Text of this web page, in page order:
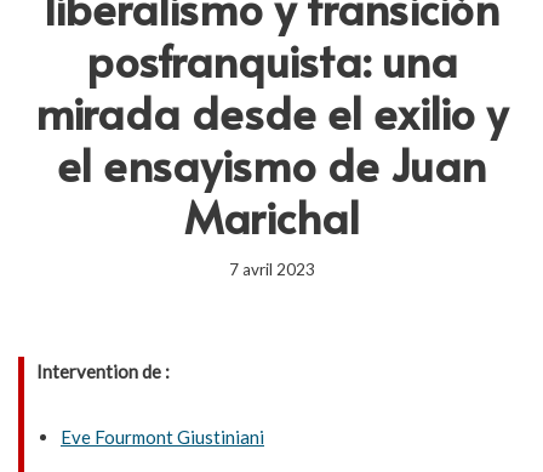
posfranquista: una
mirada desde el exilio y
el ensayismo de Juan
Marichal
7 avril 2023
Intervention de :
Eve Fourmont Giustiniani